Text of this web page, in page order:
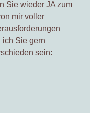
Sie wieder JA zum
mir voller
ich Sie gern
sein: